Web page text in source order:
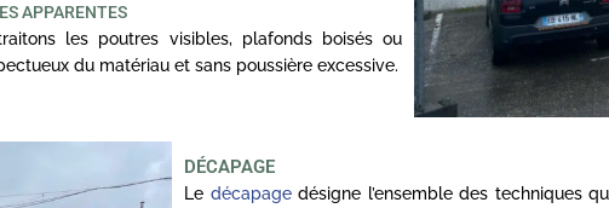
APPARENTES
les poutres visibles, plafonds boisés ou
du matériau et sans poussière excessive.
DÉCAPAGE
Le décapagedésigne l’ensemble des techniques